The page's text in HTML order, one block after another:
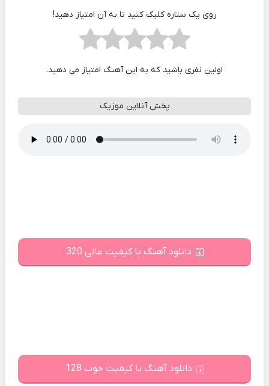
روی یک ستاره کلیک کنید تا به آن امتیاز دهید!
اولین نفری باشید که به این آهنگ امتیاز می دهید.
پخش آنلاین موزیک
دانلود آهنگ با کیفیت عالی 320
دانلود آهنگ با کیفیت خوب 128